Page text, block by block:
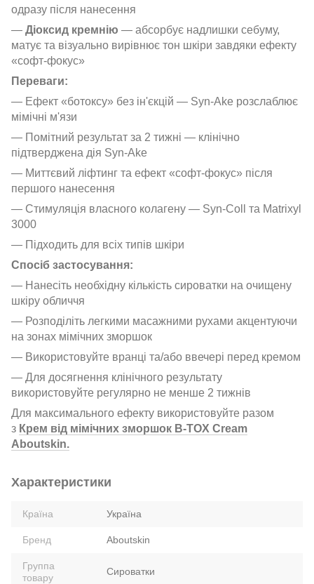
одразу після нанесення
— Діоксид кремнію — абсорбує надлишки себуму,
матує та візуально вирівнює тон шкіри завдяки ефекту
«софт-фокус»
Переваги:
— Ефект «ботоксу» без ін'єкцій — Syn-Ake розслаблює
мімічні м'язи
— Помітний результат за 2 тижні — клінічно
підтверджена дія Syn-Ake
— Миттєвий ліфтинг та ефект «софт-фокус» після
першого нанесення
— Стимуляція власного колагену — Syn-Coll та Matrixyl
3000
— Підходить для всіх типів шкіри
Спосіб застосування:
— Нанесіть необхідну кількість сироватки на очищену
шкіру обличчя
— Розподіліть легкими масажними рухами акцентуючи
на зонах мімічних зморшок
— Використовуйте вранці та/або ввечері перед кремом
— Для досягнення клінічного результату
використовуйте регулярно не менше 2 тижнів
Для максимального ефекту використовуйте разом
з Крем від мімічних зморшок B-TOX Cream
Aboutskin.
Характеристики
Країна Україна
Бренд Aboutskin
Группа
товару
Сироватки